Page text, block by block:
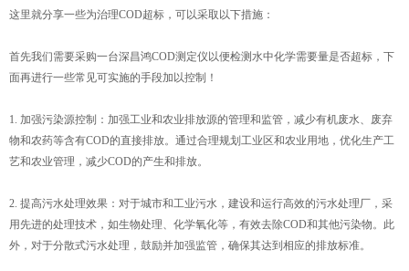
这里就分享一些为治理COD超标，可以采取以下措施：
首先我们需要采购一台深昌鸿COD测定仪以便检测水中化学需要量是否超标，下
面再进行一些常见可实施的手段加以控制！
1. 加强污染源控制：加强工业和农业排放源的管理和监管，减少有机废水、废弃
物和农药等含有COD的直接排放。通过合理规划工业区和农业用地，优化生产工
艺和农业管理，减少COD的产生和排放。
2. 提高污水处理效果：对于城市和工业污水，建设和运行高效的污水处理厂，采
用先进的处理技术，如生物处理、化学氧化等，有效去除COD和其他污染物。此
外，对于分散式污水处理，鼓励并加强监管，确保其达到相应的排放标准。